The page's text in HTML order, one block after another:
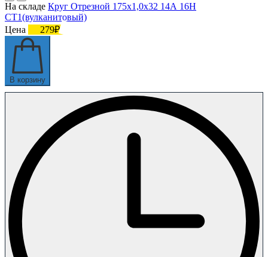
На складе Круг Отрезной 175х1,0х32 14А 16Н
СТ1(вулканитовый)
Цена
279₽
В корзину